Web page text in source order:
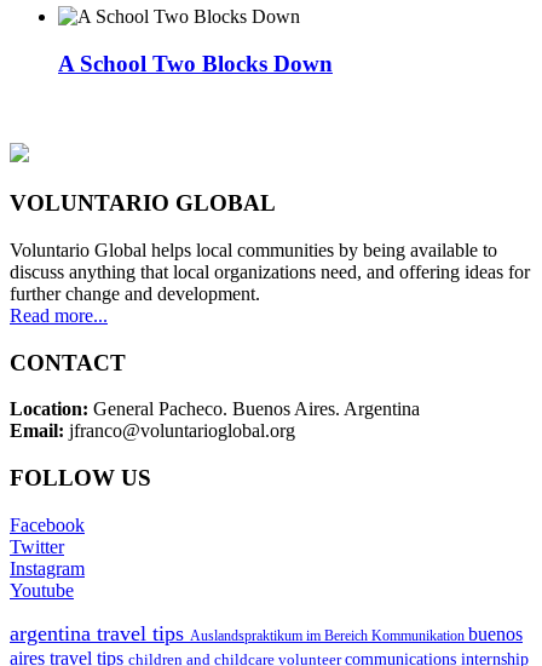
A School Two Blocks Down
VOLUNTARIO GLOBAL
Voluntario Global helps local communities by being available to
discuss anything that local organizations need, and offering ideas for
further change and development.
Read more...
CONTACT
Location: General Pacheco. Buenos Aires. Argentina
Email: jfranco@voluntarioglobal.org
FOLLOW US
Facebook
Twitter
Instagram
Youtube
argentina travel tips Auslandspraktikum im Bereich Kommunikation buenos
aires travel tips children and childcare volunteercommunications internship